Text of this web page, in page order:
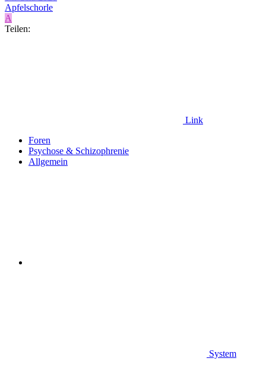
Apfelschorle
A
Teilen:
Link
Foren
Psychose & Schizophrenie
Allgemein
System